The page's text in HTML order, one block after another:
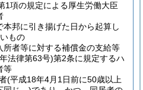
1項の規定による厚生労働大臣
邦に引き揚げた日から起算し
もの
所者等に対する補償金の支給等
法律第63号)第2条に規定するハ
等
(平成18年4月1日前に50歳以上